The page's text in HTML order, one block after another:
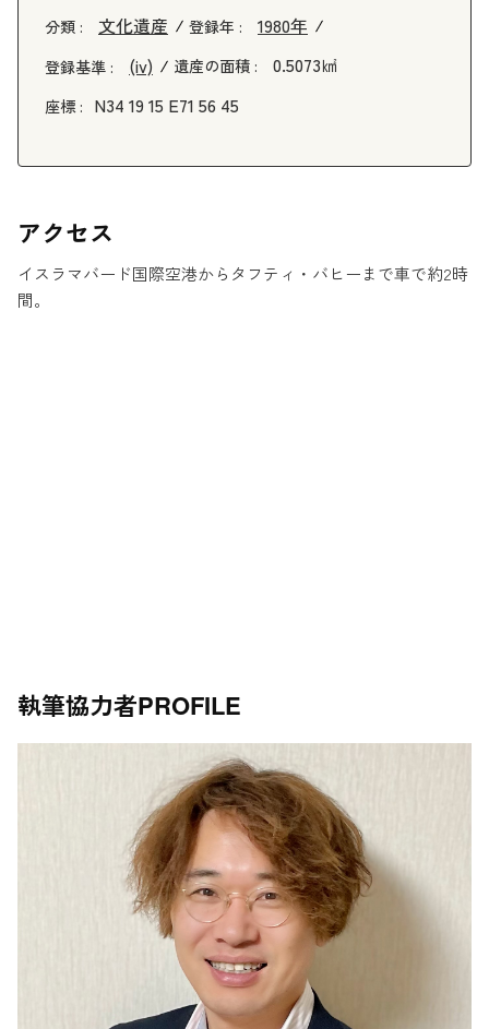
分類 : 文化遺産 登録年 : 1980年
登録基準 : (iv) 遺産の面積 : 0.5073㎢
座標 : N34 19 15 E71 56 45
アクセス
イスラマバード国際空港からタフティ・バヒーまで車で約2時
間。
執筆協力者PROFILE